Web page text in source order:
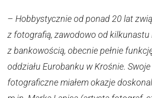
– Hobbystycznie od ponad 20 lat
z fotografią, zawodowo od kilkunastu
z bankowością, obecnie pełnie
oddziału Eurobanku w Krośnie.
fotograficzne miałem okazje